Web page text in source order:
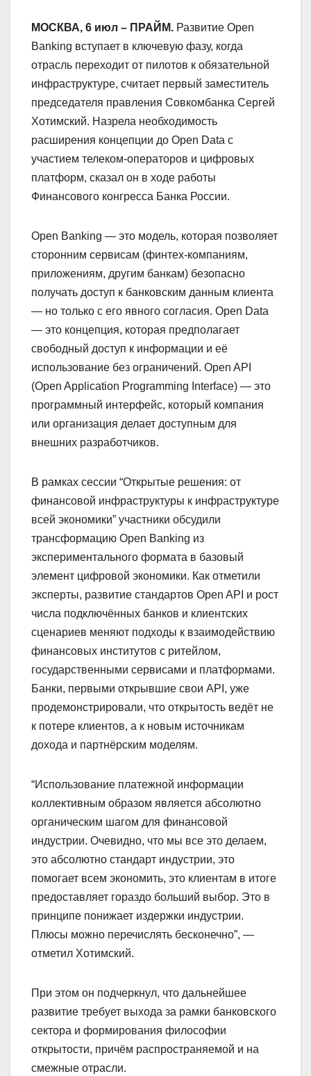
МОСКВА, 6 июл – ПРАЙМ. Развитие Open
Banking вступает в ключевую фазу, когда
отрасль переходит от пилотов к обязательной
инфраструктуре, считает первый заместитель
председателя правления Совкомбанка Сергей
Хотимский. Назрела необходимость
расширения концепции до Open Data с
участием телеком-операторов и цифровых
платформ, сказал он в ходе работы
Финансового конгресса Банка России.
Open Banking — это модель, которая позволяет
сторонним сервисам (финтех-компаниям,
приложениям, другим банкам) безопасно
получать доступ к банковским данным клиента
— но только с его явного согласия. Open Data
— это концепция, которая предполагает
свободный доступ к информации и её
использование без ограничений. Open API
(Open Application Programming Interface) — это
программный интерфейс, который компания
или организация делает доступным для
внешних разработчиков.
В рамках сессии “Открытые решения: от
финансовой инфраструктуры к инфраструктуре
всей экономики” участники обсудили
трансформацию Open Banking из
экспериментального формата в базовый
элемент цифровой экономики. Как отметили
эксперты, развитие стандартов Open API и рост
числа подключённых банков и клиентских
сценариев меняют подходы к взаимодействию
финансовых институтов с ритейлом,
государственными сервисами и платформами.
Банки, первыми открывшие свои API, уже
продемонстрировали, что открытость ведёт не
к потере клиентов, а к новым источникам
дохода и партнёрским моделям.
“Использование платежной информации
коллективным образом является абсолютно
органическим шагом для финансовой
индустрии. Очевидно, что мы все это делаем,
это абсолютно стандарт индустрии, это
помогает всем экономить, это клиентам в итоге
предоставляет гораздо больший выбор. Это в
принципе понижает издержки индустрии.
Плюсы можно перечислять бесконечно”, —
отметил Хотимский.
При этом он подчеркнул, что дальнейшее
развитие требует выхода за рамки банковского
сектора и формирования философии
открытости, причём распространяемой и на
смежные отрасли.